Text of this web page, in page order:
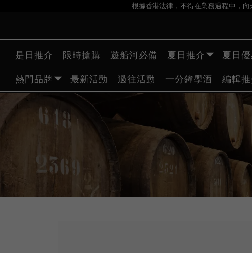
根據香港法律，不得在業務過程中，
是日推介 限時搶購 遊船河必備 夏日推介 夏日優
熱門品牌 最新活動 過往活動 一分鐘學酒 編輯推